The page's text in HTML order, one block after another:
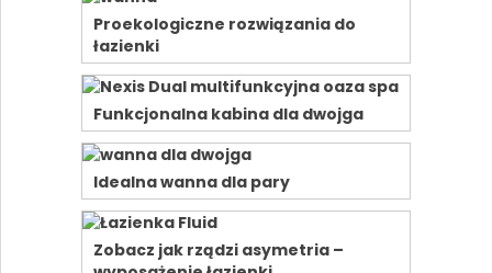
Proekologiczne rozwiązania do
łazienki
Funkcjonalna kabina dla dwojga
Idealna wanna dla pary
Zobacz jak rządzi asymetria –